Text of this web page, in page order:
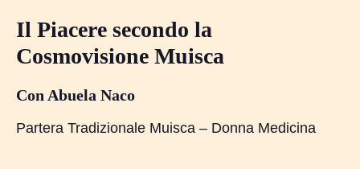
Il Piacere secondo la
Cosmovisione Muisca
Con Abuela Naco
Partera Tradizionale Muisca – Donna Medicina